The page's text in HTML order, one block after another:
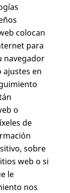
colocan
para
navegador
en
o
de
sobre
web o si
le
nos